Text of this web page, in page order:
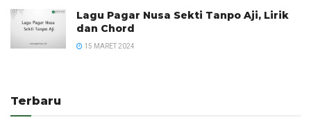
Lagu Pagar Nusa Sekti Tanpo Aji, Lirik
dan Chord
15 MARET 2024
Terbaru